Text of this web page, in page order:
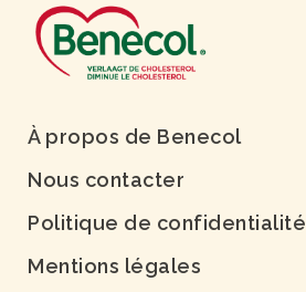
À propos de Benecol
Nous contacter
Politique de confidentialité
Mentions légales